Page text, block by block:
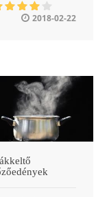
2018-02-22